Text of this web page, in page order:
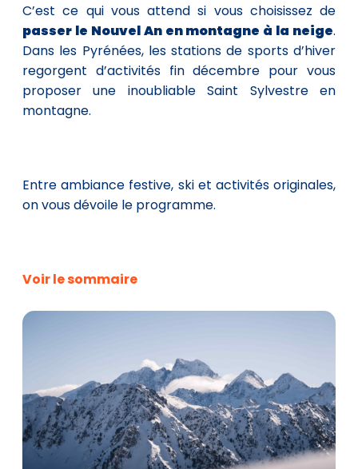
C’est ce qui vous attend si vous choisissez de
passer le Nouvel An en montagne à la neige.
Dans les Pyrénées, les stations de sports d’hiver
regorgent d’activités fin décembre pour vous
proposer une inoubliable Saint Sylvestre en
montagne.
Entre ambiance festive, ski et activités originales,
on vous dévoile le programme.
Voir le sommaire